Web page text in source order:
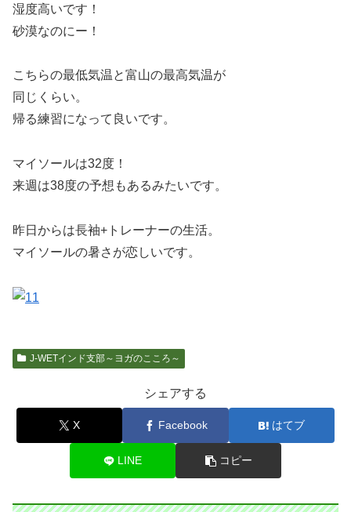
湿度高いです！
砂漠なのにー！
こちらの最低気温と富山の最高気温が
同じくらい。
帰る練習になって良いです。
マイソールは32度！
来週は38度の予想もあるみたいです。
昨日からは長袖+トレーナーの生活。
マイソールの暑さが恋しいです。
J-WETインド支部～ヨガのこころ～
シェアする
X Facebook はてブ
LINE コピー